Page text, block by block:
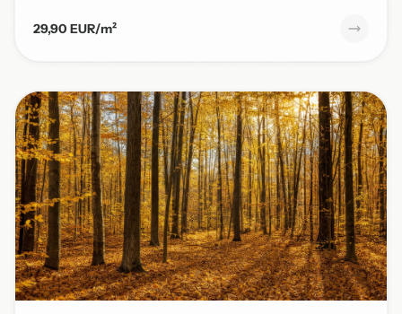
29,90 EUR/m²